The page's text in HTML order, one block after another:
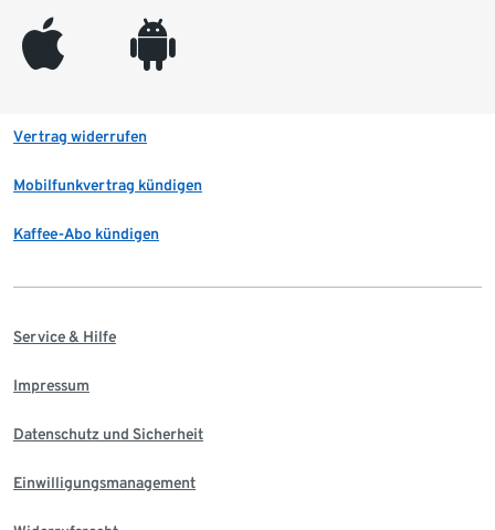
appleinc android
Vertrag widerrufen
Mobilfunkvertrag kündigen
Kaffee-Abo kündigen
Service & Hilfe
Impressum
Datenschutz und Sicherheit
Einwilligungsmanagement